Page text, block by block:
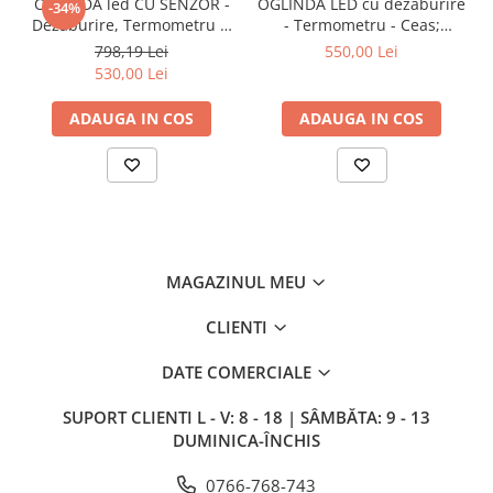
LAMPI GARDURI & TREPTE
LAMPI STRADALE
LAMPI SOLARE
PROIECTOARE
VEIOZE EXTERIOR
■ ILUMINAT TEHNIC
CORPURI ETANSE LED
SPOTURI APLICATE SI SUSPENSII
LAMPI EMERGENTA
BANDA LED & ACCESORII
■ ILUMINAT DECORATIV
-34%
Dezaburire, Termometru si
Ceas - DIAMETRUL 60cm
798,19 Lei
530,00 Lei
ADAUGA IN COS
- Termometru - Ceas;
Dimabila (50X80) OVALA
550,00 Lei
ADAUGA IN COS
MAGAZINUL MEU
CLIENTI
DATE COMERCIALE
SUPORT CLIENTI L - V: 8 - 18 | SÂMBĂTA: 9 - 13
DUMINICA-ÎNCHIS
0766-768-743